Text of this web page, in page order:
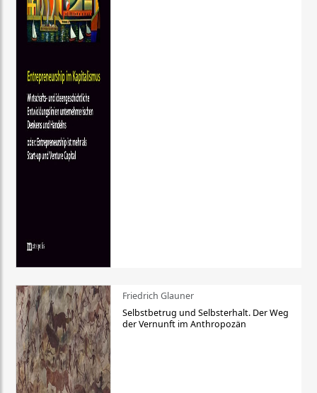
Friedrich Glauner
Selbstbetrug und Selbsterhalt. Der Weg
der Vernunft im Anthropozän